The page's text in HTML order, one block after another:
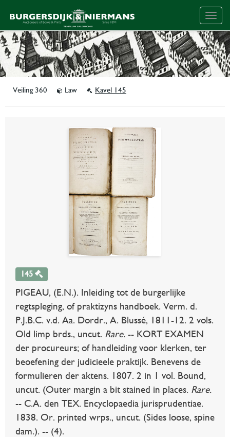
Veiling 360 Law Kavel 145
145
PIGEAU, (E.N.). Inleiding tot de burgerlijke
regtspleging, of praktizyns handboek. Verm. d.
P.J.B.C. v.d. Aa. Dordr., A. Blussé, 1811-12. 2 vols.
Old limp brds., uncut. Rare. -- KORT EXAMEN
der procureurs; of handleiding voor klerken, ter
beoefening der judicieele praktijk. Benevens de
formulieren der aktens. 1807. 2 in 1 vol. Bound,
uncut. (Outer margin a bit stained in places. Rare.
-- C.A. den TEX. Encyclopaedia jurisprudentiae.
1838. Or. printed wrps., uncut. (Sides loose, spine
dam.). -- (4).